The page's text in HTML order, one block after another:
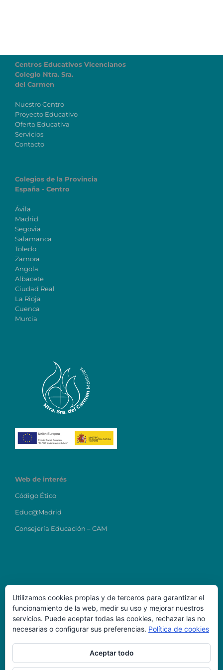
Centros Educativos Vicencianos
Colegio Ntra. Sra.
del Carmen
Nuestro Centro
Proyecto Educativo
Oferta Educativa
Servicios
Contacto
Colegios de la Provincia
España - Centro
Ávila
Madrid
Segovia
Salamanca
Toledo
Zamora
Angola
Albacete
Ciudad Real
La Rioja
Cuenca
Murcia
Web de interés
Código Ético
Educ@Madrid
Consejería Educación – CAM
Datos de Contacto
Colegio Ntra Sra del Carmen
direcciontitular@carmenmostoles.es
Código Centro: 28023224
Teléfono: 916456723
Utilizamos cookies propias y de terceros para garantizar el
funcionamiento de la web, medir su uso y mejorar nuestros
servicios. Puede aceptar todas las cookies, rechazar las no
necesarias o configurar sus preferencias. Política de cookies
Aceptar todo